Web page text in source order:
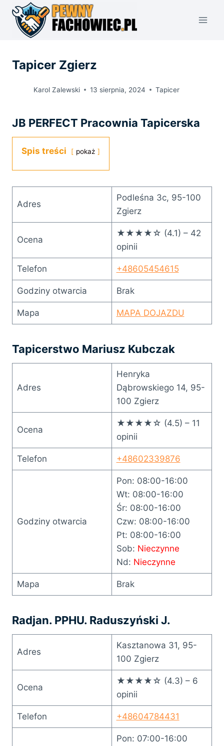
Przejdź
treści
Tapicer Zgierz
Karol Zalewski 13 sierpnia, 2024 Tapicer
JB PERFECT Pracownia Tapicerska
Spis treści pokaż
Adres
Podleśna 3c, 95-100
Zgierz
Ocena
★★★★☆ (4.1) – 42
opinii
Telefon +48605454615
Godziny otwarcia Brak
Mapa MAPA DOJAZDU
Tapicerstwo Mariusz Kubczak
Adres
Henryka
Dąbrowskiego 14, 95-
100 Zgierz
Ocena
★★★★☆ (4.5) – 11
opinii
Telefon +48602339876
Godziny otwarcia
Pon: 08:00-16:00
Wt: 08:00-16:00
Śr: 08:00-16:00
Czw: 08:00-16:00
Pt: 08:00-16:00
Sob: Nieczynne
Nd: Nieczynne
Mapa Brak
Radjan. PPHU. Raduszyński J.
Adres
Kasztanowa 31, 95-
100 Zgierz
Ocena
★★★★☆ (4.3) – 6
opinii
Telefon +48604784431
Pon: 07:00-16:00